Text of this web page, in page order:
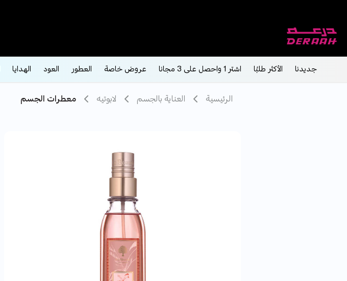
جديدنا الأكثر طلبًا اشتر 1 واحصل على 3 مجانا عروض خاصة العطور العود الهدايا
الرئيسية العناية بالجسم لابوتيه معطرات الجسم